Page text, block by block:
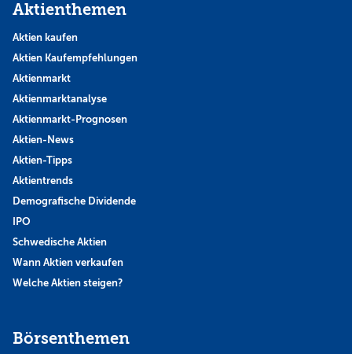
Aktienthemen
Aktien kaufen
Aktien Kaufempfehlungen
Aktienmarkt
Aktienmarktanalyse
Aktienmarkt-Prognosen
Aktien-News
Aktien-Tipps
Aktientrends
Demografische Dividende
IPO
Schwedische Aktien
Wann Aktien verkaufen
Welche Aktien steigen?
Börsenthemen